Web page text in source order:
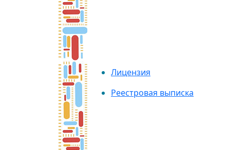
Лицензия
Реестровая выписка